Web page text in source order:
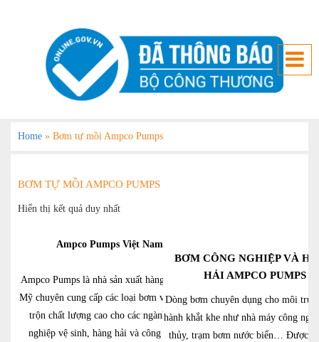
Home » Bơm tự mồi Ampco Pumps
BƠM TỰ MỒI AMPCO PUMPS
Hiển thị kết quả duy nhất
Ampco Pumps Việt Nam
Ampco Pumps là nhà sản xuất hàng đầu của
Mỹ chuyên cung cấp các loại bơm và thiết bị
trộn chất lượng cao cho các ngành công
nghiệp vệ sinh, hàng hải và công nghiệp
BƠM CÔNG NGHIỆP VÀ
HẢI AMPCO PUMPS
Dòng bơm chuyên dụng cho môi
hành khắt khe như nhà máy công
thủy, trạm bơm nước biển… Được